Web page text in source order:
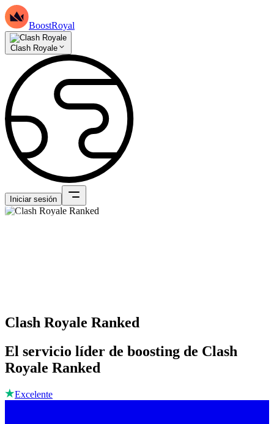
BoostRoyal
Clash Royale
Iniciar sesión
Clash Royale Ranked
El servicio líder de boosting de Clash
Royale Ranked
Excelente